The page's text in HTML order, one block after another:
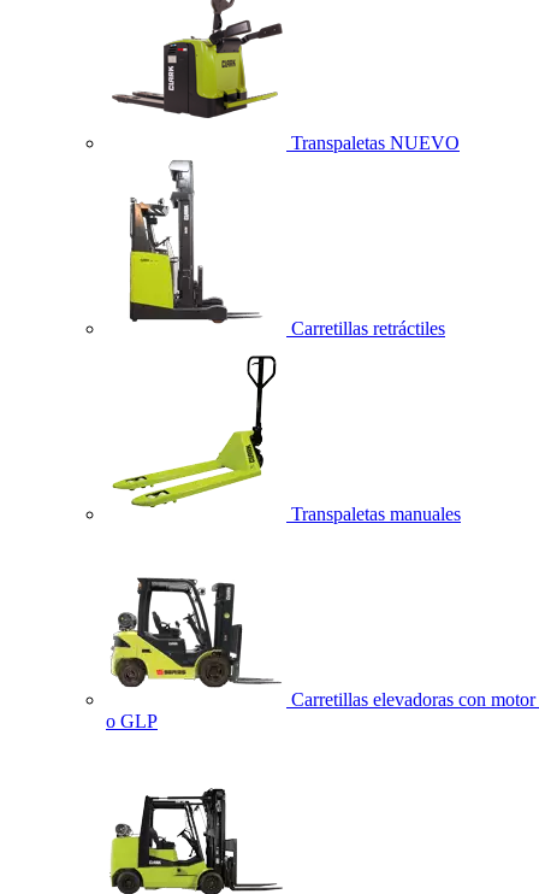
Transpaletas NUEVO
Carretillas retráctiles
Transpaletas manuales
Carretillas elevadoras con motor
o GLP